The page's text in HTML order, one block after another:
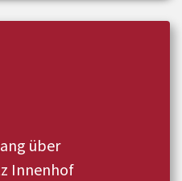
über
Innenhof